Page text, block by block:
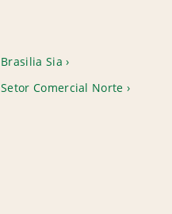
Brasilia Sia
Setor Comercial Norte